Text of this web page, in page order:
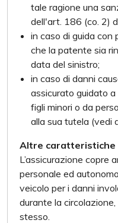
tale ragione una
dell'art. 186 (co. 2)
in caso di guida
che la patente sia
data del sinistro;
in caso di danni
assicurato guidato
figli minori o da
alla sua tutela (vedi
Altre caratteristiche
L’assicurazione copre
personale ed
veicolo per i danni
durante la
stesso.